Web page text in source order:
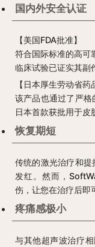
国内外安全认证
【美国FDA批准】
符合国际标准的高可
临床试验已证实其副
【日本厚生劳动省药
该产品也通过了严
日本首款获批用于皮
恢复期短
传统的激光治疗和
发红。然而，
伤，让您在治疗后即
疼痛感极小
与其他超声波治疗